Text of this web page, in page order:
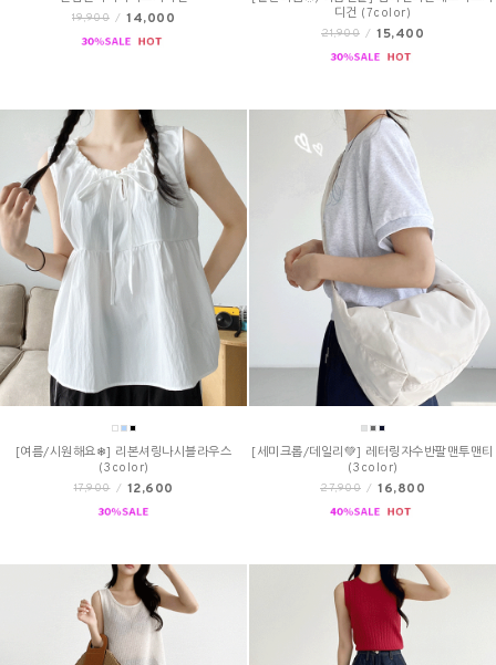
19,900 / 14,000
디건 (7color)
21,900 / 15,400
[여름/시원해요❄] 리본셔링나시블라우스
(3color)
17,900 / 12,600
[세미크롭/데일리💚] 레터링자수반팔맨투맨티
(3color)
27,900 / 16,800